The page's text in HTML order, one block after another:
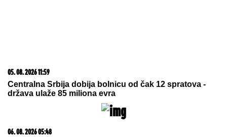
05. 08. 2026 11:59
Centralna Srbija dobija bolnicu od čak 12 spratova -
država ulaže 85 miliona evra
06. 08. 2026 05:48